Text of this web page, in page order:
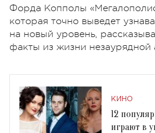
Форда Копполы
которая точно выведет
на новый уровень,
факты из жизни незаурядной
КИНО
12
играют в